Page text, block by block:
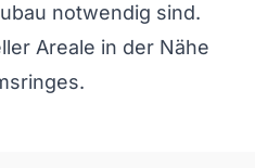
notwendig sind.
Areale in der Nähe